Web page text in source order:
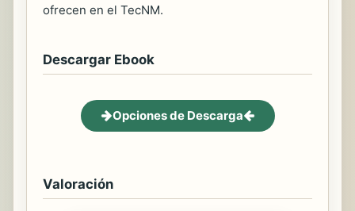
ofrecen en el TecNM.
Descargar Ebook
Opciones de Descarga
Valoración